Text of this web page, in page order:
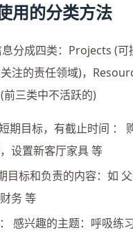
用的分类方法
息分成四类：Projects (可
注的责任领域)，
三类中不活跃的)
期目标，有截止时间 ：
设置新客厅家具 等
目标和负责的内容：如
务 等
感兴趣的主题：呼吸练